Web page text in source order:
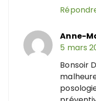
Anne-
5 mars
Bonsoir